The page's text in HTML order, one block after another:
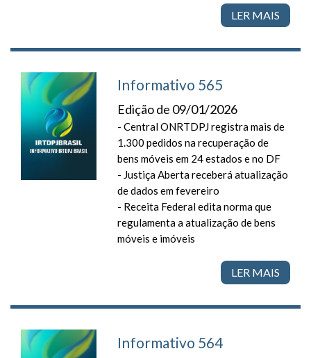
LER MAIS
Informativo 565
Edição de 09/01/2026
- Central ONRTDPJ registra mais de
1.300 pedidos na recuperação de
bens móveis em 24 estados e no DF
- Justiça Aberta receberá atualização
de dados em fevereiro
- Receita Federal edita norma que
regulamenta a atualização de bens
móveis e imóveis
LER MAIS
Informativo 564